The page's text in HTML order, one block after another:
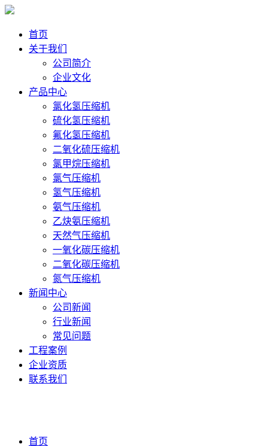
首页
关于我们
公司简介
企业文化
产品中心
氯化氢压缩机
硫化氢压缩机
氟化氢压缩机
二氧化硫压缩机
氯甲烷压缩机
氯气压缩机
氢气压缩机
氨气压缩机
乙炔氨压缩机
天然气压缩机
一氧化碳压缩机
二氧化碳压缩机
氮气压缩机
新闻中心
公司新闻
行业新闻
常见问题
工程案例
企业资质
联系我们
首页